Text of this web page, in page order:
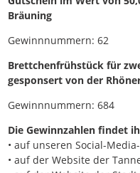
Bräuning
Gewinnnummern: 62
Brettchenfrühstück für
gesponsert von der
Gewinnnummern: 684
Die Gewinnzahlen findet
• auf unseren Social-
• auf der Website der